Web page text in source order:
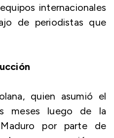
internacionales
de periodistas que
quien asumió el
meses luego de la
por parte de